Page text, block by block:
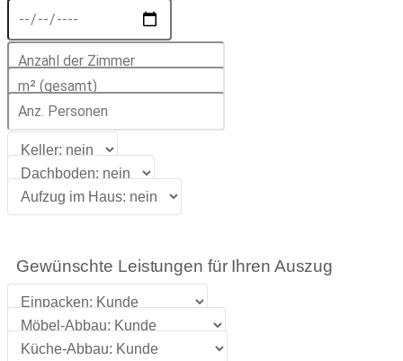
Gewünschte Leistungen für Ihren Auszug